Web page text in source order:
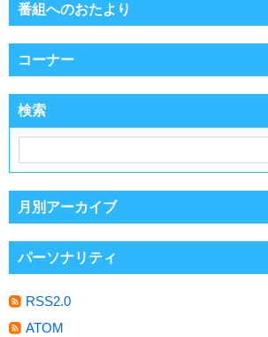
番組へのおたより
コーナー
検索
月別アーカイブ
パーソナリティ
RSS2.0
ATOM